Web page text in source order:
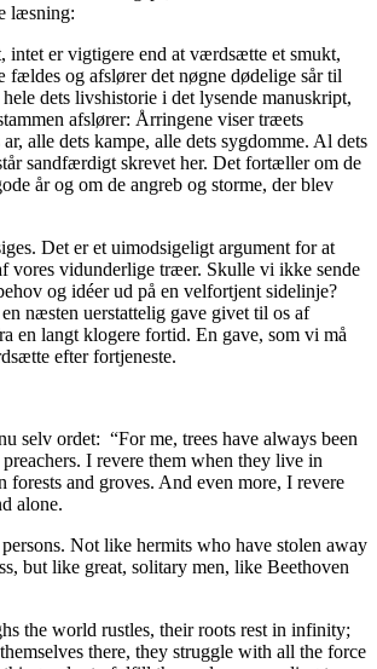
læsning:
intet er vigtigere end at værdsætte et smukt,
og afslører det nøgne dødelige sår til
dets livshistorie i det lysende manuskript,
afslører: Årringene viser træets
alle dets kampe, alle dets sygdomme. Al dets
sandfærdigt skrevet her. Det fortæller om de
år og om de angreb og storme, der blev
Det er et uimodsigeligt argument for at
vores vidunderlige træer. Skulle vi ikke sende
og idéer ud på en velfortjent sidelinje?
næsten uerstattelig gave givet til os af
en langt klogere fortid. En gave, som vi må
efter fortjeneste.
selv ordet: “For me, trees have always been
I revere them when they live in
forests and groves. And even more, I revere
alone.
Not like hermits who have stolen away
but like great, solitary men, like Beethoven
the world rustles, their roots rest in infinity;
there, they struggle with all the force